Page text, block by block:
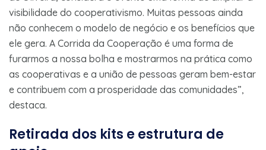
visibilidade do cooperativismo. Muitas pessoas ainda
não conhecem o modelo de negócio e os benefícios que
ele gera. A Corrida da Cooperação é uma forma de
furarmos a nossa bolha e mostrarmos na prática como
as cooperativas e a união de pessoas geram bem-estar
e contribuem com a prosperidade das comunidades”,
destaca.
Retirada dos kits e estrutura de